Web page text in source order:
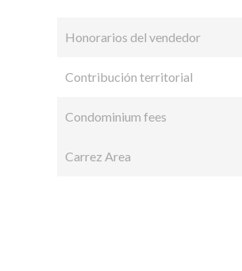
Honorarios del vendedor
Contribución territorial
Condominium fees
Carrez Area